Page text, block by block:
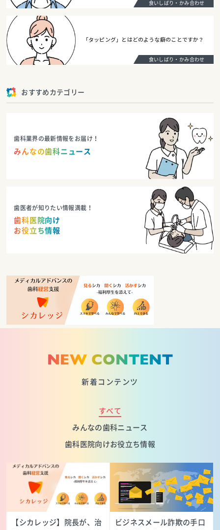
食いしばり・かみ合わせ
「タッピング」とはどのような癖のことですか？
食いしばり・かみ合わせ
おすすめカテゴリー
歯科業界の最新情報をお届け！
みんなの歯科ニュース
歯医者が知りたい情報満載！
歯科医院向け
お役立ち情報
NEW CONTENT
新着コンテンツ
すべて
みんなの歯科ニュース
歯科医院向けお役立ち情報
【シカレッジ】院長が、治
ビジネスメール詐欺の手口